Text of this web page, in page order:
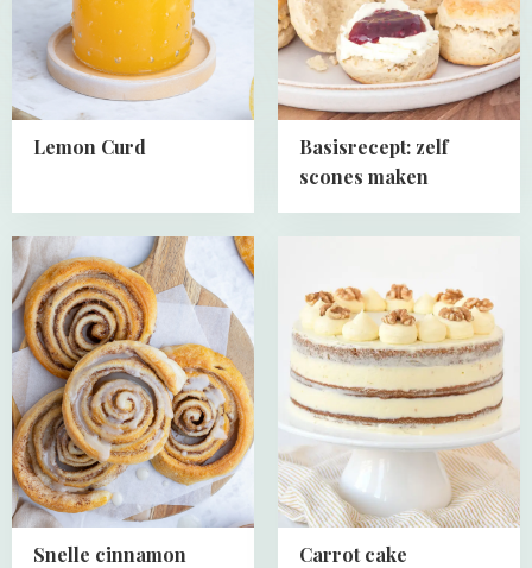
Lemon Curd
Basisrecept: zelf
scones maken
maken
Snelle cinnamon
Read
more
about
Snelle
cinnamon
rolls
(kaneelbroodjes)
Carrot cake
about
Carrot
cake